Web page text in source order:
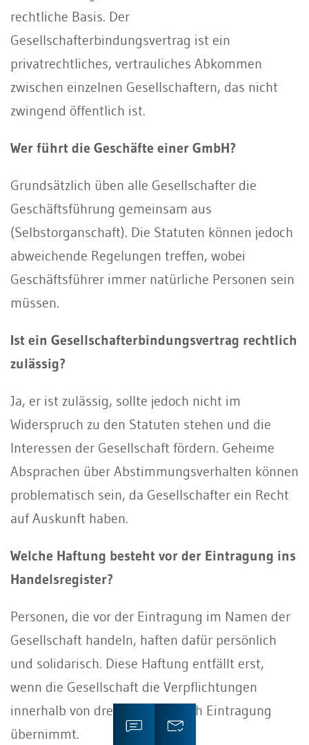
rechtliche Basis. Der
Gesellschafterbindungsvertrag ist ein
privatrechtliches, vertrauliches Abkommen
zwischen einzelnen Gesellschaftern, das nicht
zwingend öffentlich ist.
Wer führt die Geschäfte einer GmbH?
Grundsätzlich üben alle Gesellschafter die
Geschäftsführung gemeinsam aus
(Selbstorganschaft). Die Statuten können jedoch
abweichende Regelungen treffen, wobei
Geschäftsführer immer natürliche Personen sein
müssen.
Ist ein Gesellschafterbindungsvertrag rechtlich
zulässig?
Ja, er ist zulässig, sollte jedoch nicht im
Widerspruch zu den Statuten stehen und die
Interessen der Gesellschaft fördern. Geheime
Absprachen über Abstimmungsverhalten können
problematisch sein, da Gesellschafter ein Recht
auf Auskunft haben.
Welche Haftung besteht vor der Eintragung ins
Handelsregister?
Personen, die vor der Eintragung im Namen der
Gesellschaft handeln, haften dafür persönlich
und solidarisch. Diese Haftung entfällt erst,
wenn die Gesellschaft die Verpflichtungen
innerhalb von drei Monaten nach Eintragung
übernimmt.